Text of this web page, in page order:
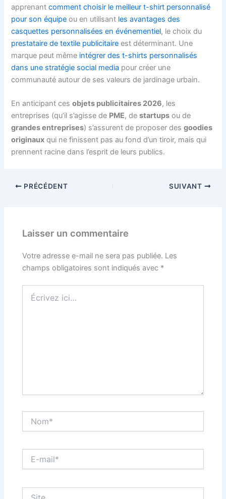
apprenantcomment choisir le meilleur t-shirt personnalisé
pour son équipe ou en utilisant les avantages des
casquettes personnalisées en événementiel, le choix du
prestataire de textile publicitaire est déterminant. Une
marque peut même intégrer des t-shirts personnalisés
dans une stratégie social media pour créer une
communauté autour de ses valeurs de jardinage urbain.
En anticipant cesobjets publicitaires 2026, les
entreprises (qu’il s’agisse de PME, destartups ou de
grandes entreprises) s’assurent de proposer desgoodies
originaux qui ne finissent pas au fond d’un tiroir, mais qui
prennent racine dans l’esprit de leurs publics.
PRÉCÉDENT SUIVANT
Laisser un commentaire
Votre adresse e-mail ne sera pas publiée. Les
champs obligatoires sont indiqués avec *
ici…
mail*